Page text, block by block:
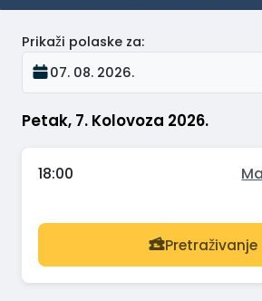
Petak, 7. Kolovoza 2026.
Prikaži polaske za:
07. 08. 2026.
18:00
Pretraživanje